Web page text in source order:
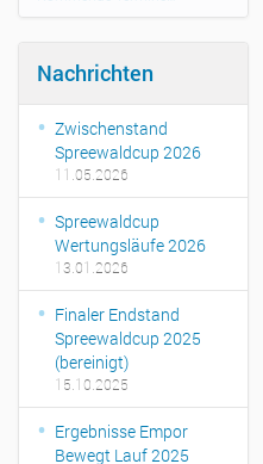
Nachrichten
Zwischenstand
Spreewaldcup 2026
11.05.2026
Spreewaldcup
Wertungsläufe 2026
13.01.2026
Finaler Endstand
Spreewaldcup 2025
(bereinigt)
15.10.2025
Ergebnisse Empor
Bewegt Lauf 2025